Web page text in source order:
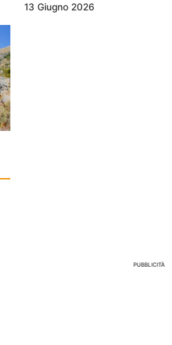
13 Giugno 2026
PUBBLICITÀ